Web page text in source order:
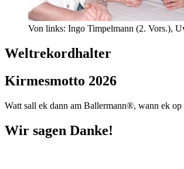
Von links: Ingo Timpelmann (2. Vors.),
Weltrekordhalter
Kirmesmotto 2026
Watt sall ek dann am Ballermann®, wann ek
Wir sagen Danke!